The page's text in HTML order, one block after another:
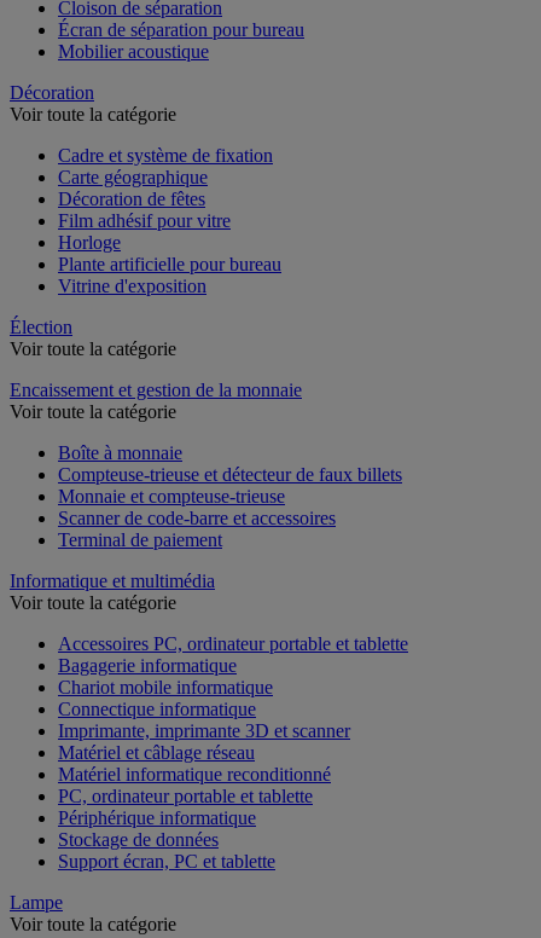
Cloison de séparation
Écran de séparation pour bureau
Mobilier acoustique
Décoration
Voir toute la catégorie
Cadre et système de fixation
Carte géographique
Décoration de fêtes
Film adhésif pour vitre
Horloge
Plante artificielle pour bureau
Vitrine d'exposition
Élection
Voir toute la catégorie
Encaissement et gestion de la monnaie
Voir toute la catégorie
Boîte à monnaie
Compteuse-trieuse et détecteur de faux billets
Monnaie et compteuse-trieuse
Scanner de code-barre et accessoires
Terminal de paiement
Informatique et multimédia
Voir toute la catégorie
Accessoires PC, ordinateur portable et tablette
Bagagerie informatique
Chariot mobile informatique
Connectique informatique
Imprimante, imprimante 3D et scanner
Matériel et câblage réseau
Matériel informatique reconditionné
PC, ordinateur portable et tablette
Périphérique informatique
Stockage de données
Support écran, PC et tablette
Lampe
Voir toute la catégorie